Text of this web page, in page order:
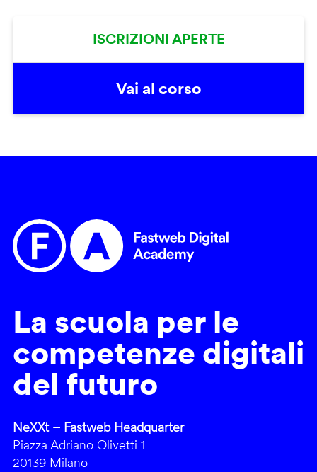
ISCRIZIONI APERTE
Vai al corso
La scuola per le
competenze digitali
del futuro
NeXXt – Fastweb Headquarter
Piazza Adriano Olivetti 1
20139 Milano